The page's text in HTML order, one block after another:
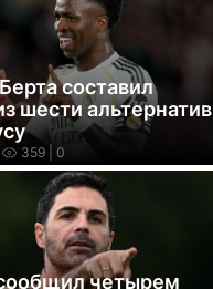
составил
шести альтернатив
359 | 0
четырем